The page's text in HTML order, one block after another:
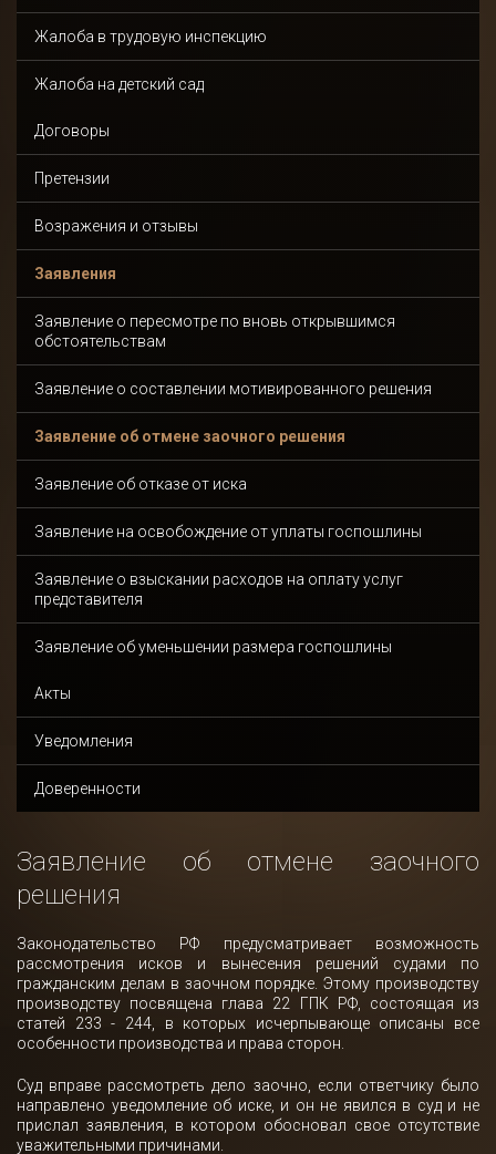
Жалоба в трудовую инспекцию
Жалоба на детский сад
Договоры
Претензии
Возражения и отзывы
Заявления
Заявление о пересмотре по вновь открывшимся
обстоятельствам
Заявление о составлении мотивированного решения
Заявление об отмене заочного решения
Заявление об отказе от иска
Заявление на освобождение от уплаты госпошлины
Заявление о взыскании расходов на оплату услуг
представителя
Заявление об уменьшении размера госпошлины
Акты
Уведомления
Доверенности
Заявление об отмене заочного
решения
Законодательство РФ предусматривает возможность
рассмотрения исков и вынесения решений судами по
гражданским делам в заочном порядке. Этому производству
производству посвящена глава 22 ГПК РФ, состоящая из
статей 233 - 244, в которых исчерпывающе описаны все
особенности производства и права сторон.
Суд вправе рассмотреть дело заочно, если ответчику было
направлено уведомление об иске, и он не явился в суд и не
прислал заявления, в котором обосновал свое отсутствие
уважительными причинами.